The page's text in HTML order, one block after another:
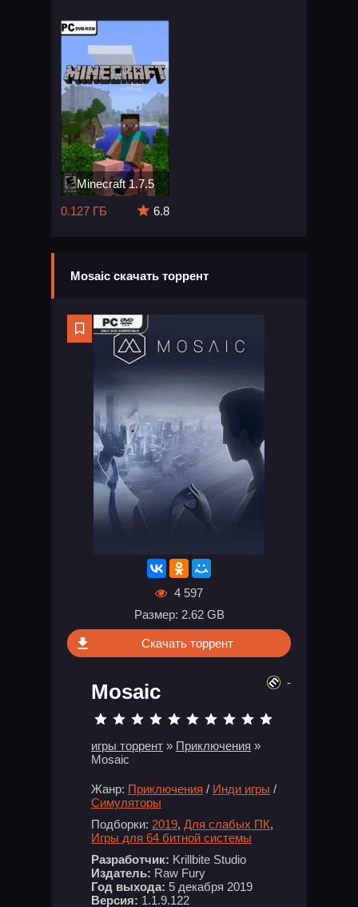
Minecraft 1.7.5
0.127 ГБ
6.8
Mosaic скачать торрент
4 597
Размер: 2.62 GB
Скачать торрент
Mosaic
игры торрент » Приключения »
Mosaic
Жанр: Приключения / Инди игры /
Симуляторы
Подборки: 2019, Для слабых ПК,
Игры для 64 битной системы
Разработчик: Krillbite Studio
Издатель: Raw Fury
Год выхода: 5 декабря 2019
Версия: 1.1.9.122
-